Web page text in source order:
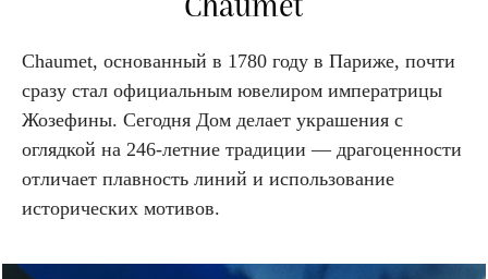
Chaumet
Chaumet, основанный в 1780 году в Париже, почти
сразу стал официальным ювелиром императрицы
Жозефины. Сегодня Дом делает украшения с
оглядкой на 246-летние традиции — драгоценности
отличает плавность линий и использование
исторических мотивов.